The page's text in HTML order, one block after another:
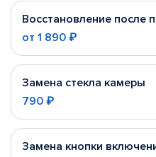
Восстановление после
от 1 890 ₽
Замена стекла камеры
790 ₽
Замена кнопки